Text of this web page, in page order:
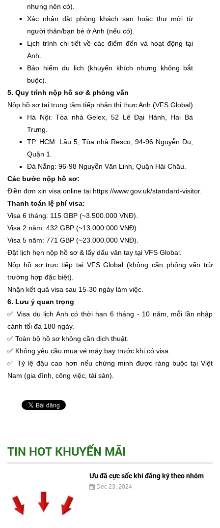
nhưng nên có).
Xác nhận đặt phòng khách sạn hoặc thư mời từ
người thân/bạn bè ở Anh (nếu có).
Lịch trình chi tiết về các điểm đến và hoạt động tại
Anh.
Bảo hiểm du lịch (khuyến khích nhưng không bắt
buộc).
5. Quy trình nộp hồ sơ & phỏng vấn
Nộp hồ sơ tại trung tâm tiếp nhận thị thực Anh (VFS Global):
Hà Nội: Tòa nhà Gelex, 52 Lê Đại Hành, Hai Bà
Trưng.
TP. HCM: Lầu 5, Tòa nhà Resco, 94-96 Nguyễn Du,
Quận 1.
Đà Nẵng: 96-98 Nguyễn Văn Linh, Quận Hải Châu.
Các bước nộp hồ sơ:
Điền đơn xin visa online tại https://www.gov.uk/standard-visitor.
Thanh toán lệ phí visa:
Visa 6 tháng: 115 GBP (~3.500.000 VNĐ).
Visa 2 năm: 432 GBP (~13.000.000 VNĐ).
Visa 5 năm: 771 GBP (~23.000.000 VNĐ).
Đặt lịch hẹn nộp hồ sơ & lấy dấu vân tay tại VFS Global.
Nộp hồ sơ trực tiếp tại VFS Global (không cần phỏng vấn trừ
trường hợp đặc biệt).
Nhận kết quả visa sau 15-30 ngày làm việc.
6. Lưu ý quan trọng
✅ Visa du lịch Anh có thời hạn 6 tháng - 10 năm, mỗi lần nhập
cảnh tối đa 180 ngày.
✅ Toàn bộ hồ sơ không cần dịch thuật.
✅ Không yêu cầu mua vé máy bay trước khi có visa.
✅ Tỷ lệ đậu cao hơn nếu chứng minh được ràng buộc tại Việt
Nam (gia đình, công việc, tài sản).
TIN HOT KHUYẾN MÃI
Ưu đã cực sốc khi đăng ký theo nhóm
Dec 23, 2024